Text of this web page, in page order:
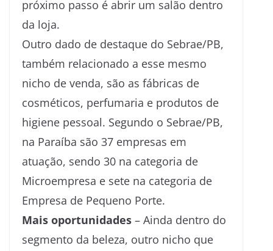
próximo passo é abrir um salão dentro
da loja.
Outro dado de destaque do Sebrae/PB,
também relacionado a esse mesmo
nicho de venda, são as fábricas de
cosméticos, perfumaria e produtos de
higiene pessoal. Segundo o Sebrae/PB,
na Paraíba são 37 empresas em
atuação, sendo 30 na categoria de
Microempresa e sete na categoria de
Empresa de Pequeno Porte.
Mais oportunidades – Ainda dentro do
segmento da beleza, outro nicho que